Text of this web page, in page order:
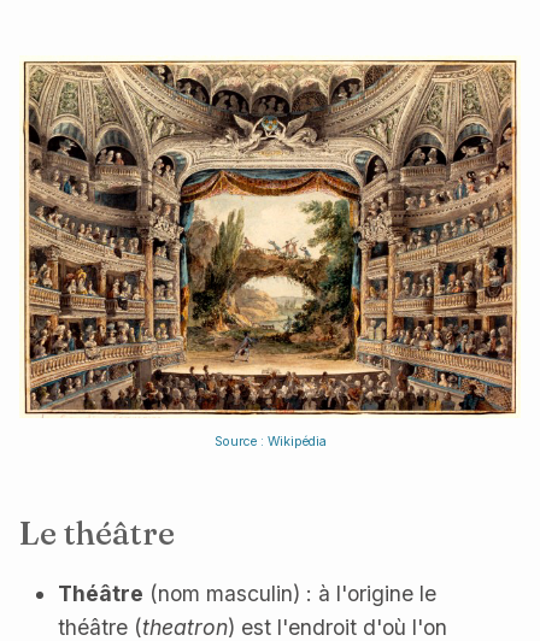
Source : Wikipédia
Le théâtre
Théâtre (nom masculin) : à l'origine le
théâtre (theatron) est l'endroit d'où l'on